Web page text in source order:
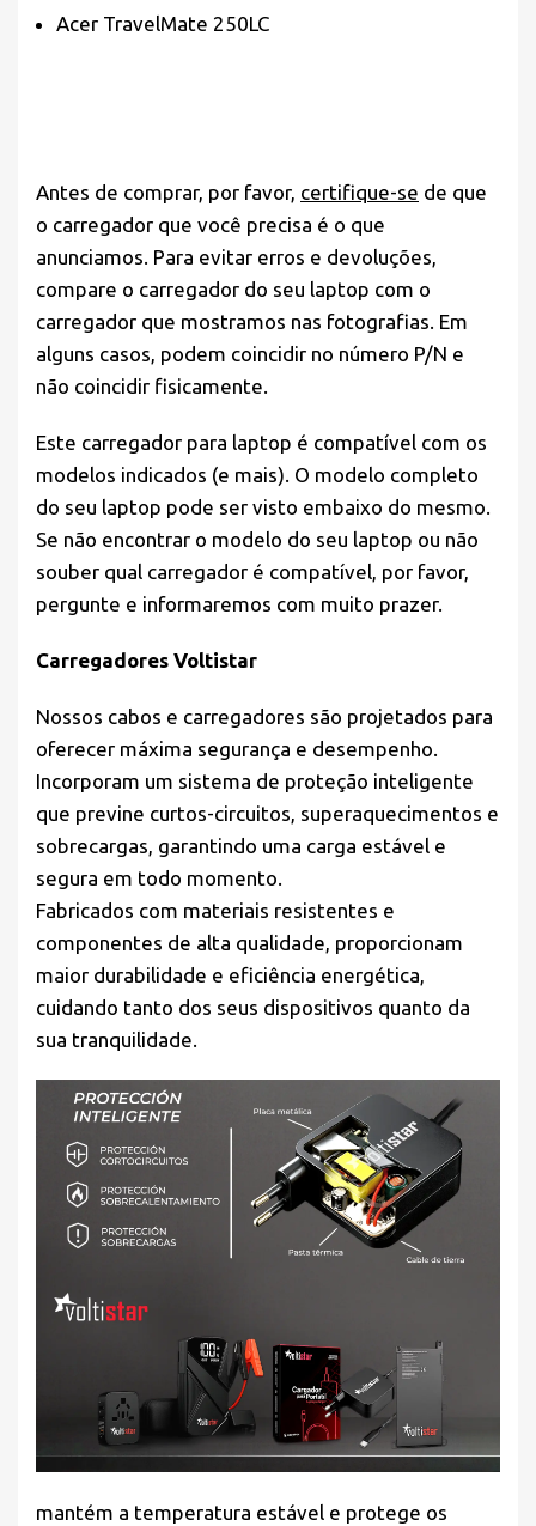
Acer TravelMate 250LC
Antes de comprar, por favor, certifique-se de que
o carregador que você precisa é o que
anunciamos. Para evitar erros e devoluções,
compare o carregador do seu laptop com o
carregador que mostramos nas fotografias. Em
alguns casos, podem coincidir no número P/N e
não coincidir fisicamente.
Este carregador para laptop é compatível com os
modelos indicados (e mais). O modelo completo
do seu laptop pode ser visto embaixo do mesmo.
Se não encontrar o modelo do seu laptop ou não
souber qual carregador é compatível, por favor,
pergunte e informaremos com muito prazer.
Carregadores Voltistar
Nossos cabos e carregadores são projetados para
oferecer máxima segurança e desempenho.
Incorporam um sistema de proteção inteligente
que previne curtos-circuitos, superaquecimentos e
sobrecargas, garantindo uma carga estável e
segura em todo momento.
Fabricados com materiais resistentes e
componentes de alta qualidade, proporcionam
maior durabilidade e eficiência energética,
cuidando tanto dos seus dispositivos quanto da
sua tranquilidade.
mantém a temperatura estável e protege os